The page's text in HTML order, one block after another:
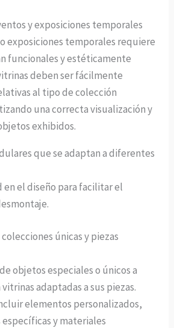
y exposiciones temporales
exposiciones temporales requiere
funcionales y estéticamente
deben ser fácilmente
al tipo de colección
una correcta visualización y
exhibidos.
que se adaptan a diferentes
el diseño para facilitar el
únicas y piezas
objetos especiales o únicos a
adaptadas a sus piezas.
elementos personalizados,
y materiales